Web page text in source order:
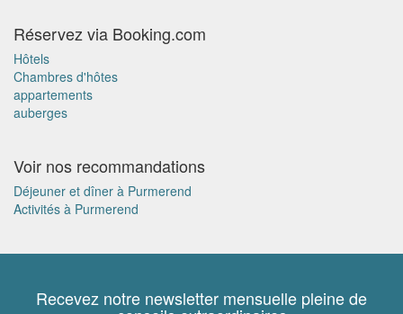
Réservez via Booking.com
Hôtels
Chambres d'hôtes
appartements
auberges
Voir nos recommandations
Déjeuner et dîner à Purmerend
Activités à Purmerend
Recevez notre newsletter mensuelle pleine de